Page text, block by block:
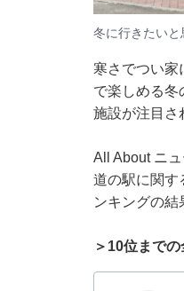
冬に行きたい
寒さでつい家
で楽しめる冬
施設が注目さ
All About ニ
道の駅に関す
ンキングの結
＞10位まで